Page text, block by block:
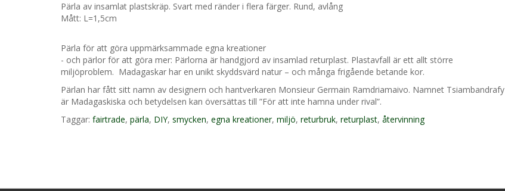
Pärla av insamlat plastskräp. Svart med ränder i flera färger. Rund, avlång
Mått: L=1,5cm
Pärla för att göra uppmärksammade egna kreationer
- och pärlor för att göra mer: Pärlorna är handgjord av insamlad returplast. Plastavfall är ett allt större
miljöproblem. Madagaskar har en unikt skyddsvärd natur – och många frigående betande kor.
Pärlan har fått sitt namn av designern och hantverkaren Monsieur Germain Ramdriamaivo. Namnet Tsiambandrafy
är Madagaskiska och betydelsen kan översättas till ”För att inte hamna under rival”.
Taggar: fairtrade, pärla, DIY, smycken, egna kreationer, miljö, returbruk, returplast, återvinning